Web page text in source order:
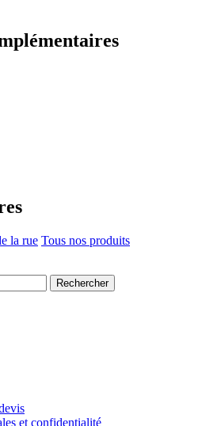
la rue Tous nos produits
et confidentialité